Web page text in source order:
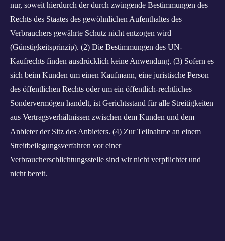
nur, soweit hierdurch der durch zwingende Bestimmungen des
Rechts des Staates des gewöhnlichen Aufenthaltes des
Verbrauchers gewährte Schutz nicht entzogen wird
(Günstigkeitsprinzip). (2) Die Bestimmungen des UN-
Kaufrechts finden ausdrücklich keine Anwendung. (3) Sofern es
sich beim Kunden um einen Kaufmann, eine juristische Person
des öffentlichen Rechts oder um ein öffentlich-rechtliches
Sondervermögen handelt, ist Gerichtsstand für alle Streitigkeiten
aus Vertragsverhältnissen zwischen dem Kunden und dem
Anbieter der Sitz des Anbieters. (4) Zur Teilnahme an einem
Streitbeilegungsverfahren vor einer
Verbraucherschlichtungsstelle sind wir nicht verpflichtet und
nicht bereit.